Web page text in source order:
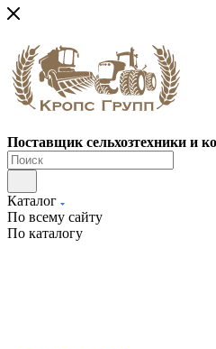
Поставщик сельхозтехники и
Каталог
По всему сайту
По каталогу